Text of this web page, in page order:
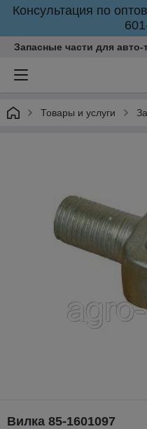
Консультация по
Запасные части для
Товары и услуги
Вилка 85-1601097